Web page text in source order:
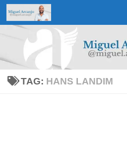
Skip to content
TAG: HANS LANDIM